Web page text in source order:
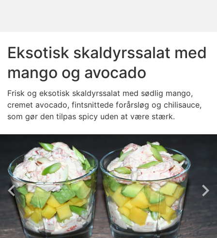
Eksotisk skaldyrssalat med
mango og avocado
Frisk og eksotisk skaldyrssalat med sødlig mango,
cremet avocado, fintsnittede forårsløg og chilisauce,
som gør den tilpas spicy uden at være stærk.